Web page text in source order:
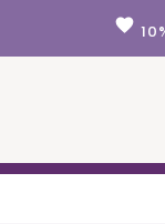
favorite